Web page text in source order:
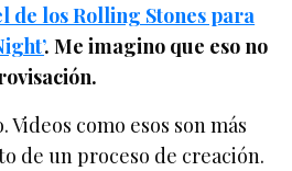
de los Rolling Stones para
. Me imagino que eso no
como esos son más
de un proceso de creación.